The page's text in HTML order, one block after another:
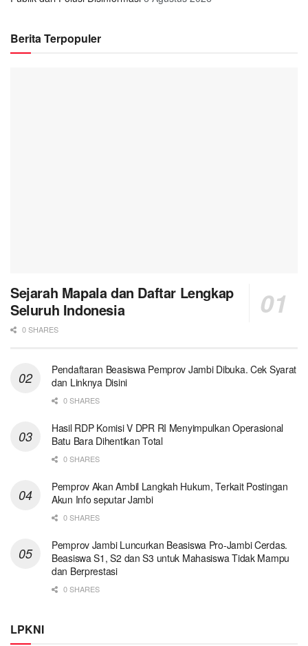
Berita Terpopuler
Sejarah Mapala dan Daftar Lengkap
Seluruh Indonesia
0 SHARES
Pendaftaran Beasiswa Pemprov Jambi Dibuka. Cek Syarat
dan Linknya Disini
0 SHARES
Hasil RDP Komisi V DPR RI Menyimpulkan Operasional
Batu Bara Dihentikan Total
0 SHARES
Pemprov Akan Ambil Langkah Hukum, Terkait Postingan
Akun Info seputar Jambi
0 SHARES
Pemprov Jambi Luncurkan Beasiswa Pro-Jambi Cerdas.
Beasiswa S1, S2 dan S3 untuk Mahasiswa Tidak Mampu
dan Berprestasi
0 SHARES
LPKNI